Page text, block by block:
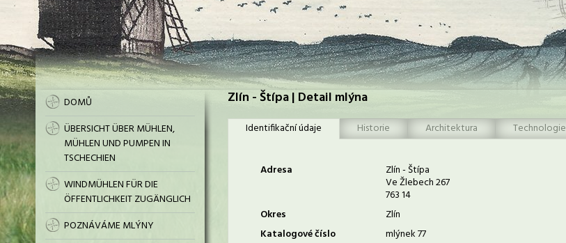
DOMŮ
ÜBERSICHT ÜBER MÜHLEN,
MÜHLEN UND PUMPEN IN
TSCHECHIEN
WINDMÜHLEN FÜR DIE
ÖFFENTLICHKEIT ZUGÄNGLICH
POZNÁVÁME MLÝNY
Zlín - Štípa | Detail mlýna
Identifikační údaje
Historie Architektura Technologie
Adresa Zlín - Štípa
Ve Žlebech 267
763 14
Okres
Zlín
Katalogové číslo
mlýnek 77